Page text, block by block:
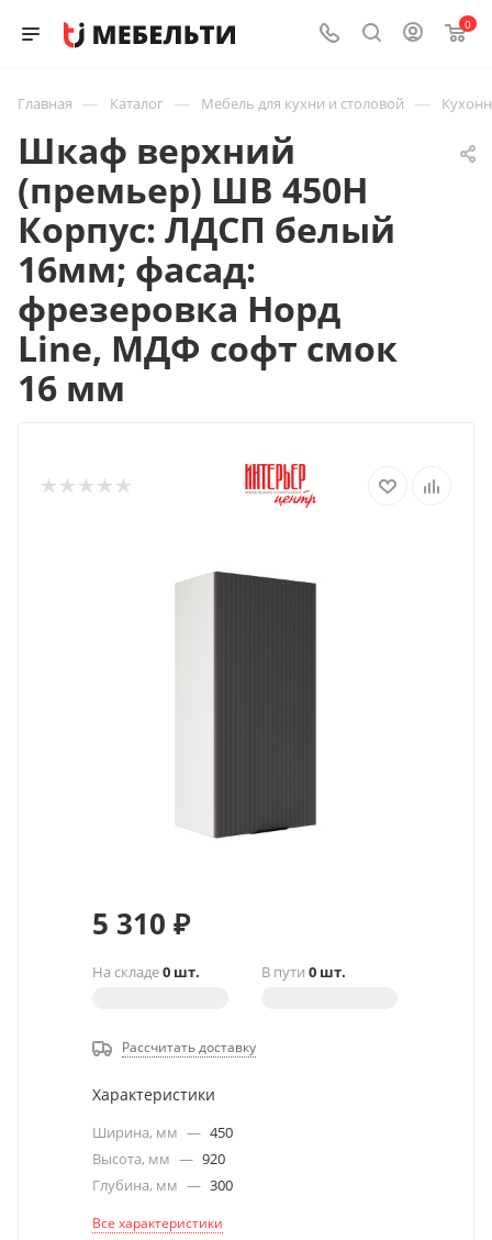
0
Главная — Каталог — Мебель для кухни и столовой —
Шкаф верхний
(премьер) ШВ 450Н
Корпус: ЛДСП белый
16мм; фасад:
фрезеровка Норд
Line, МДФ софт смок
16 мм
5 310 ₽
На складе0 шт. В пути 0 шт.
Рассчитать доставку
Характеристики
Ширина, мм — 450
Высота, мм — 920
Глубина, мм — 300
Все характеристики